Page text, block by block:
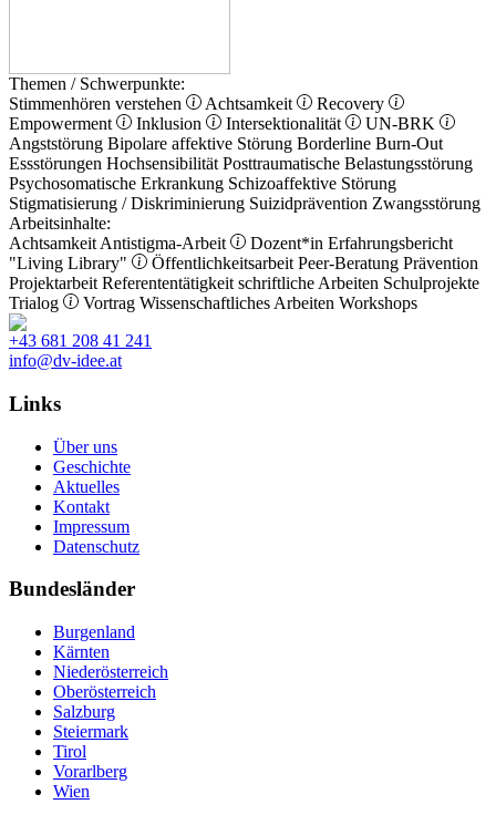
Themen / Schwerpunkte:
Stimmenhören verstehen
Achtsamkeit
Recovery
Empowerment
Inklusion Intersektionalität
UN-BRK
Angststörung Bipolare affektive Störung Borderline Burn-Out
Essstörungen Hochsensibilität Posttraumatische Belastungsstörung
Psychosomatische Erkrankung Schizoaffektive Störung
Stigmatisierung / Diskriminierung Suizidprävention Zwangsstörung
Arbeitsinhalte:
Achtsamkeit Antistigma-Arbeit Dozent*in Erfahrungsbericht
"Living Library"
Öffentlichkeitsarbeit Peer-Beratung Prävention
Projektarbeit Referententätigkeit schriftliche Arbeiten Schulprojekte
Trialog
Vortrag Wissenschaftliches Arbeiten Workshops
+43 681 208 41 241
info@dv-idee.at
Links
Über uns
Geschichte
Aktuelles
Kontakt
Impressum
Datenschutz
Bundesländer
Burgenland
Kärnten
Niederösterreich
Oberösterreich
Salzburg
Steiermark
Tirol
Vorarlberg
Wien